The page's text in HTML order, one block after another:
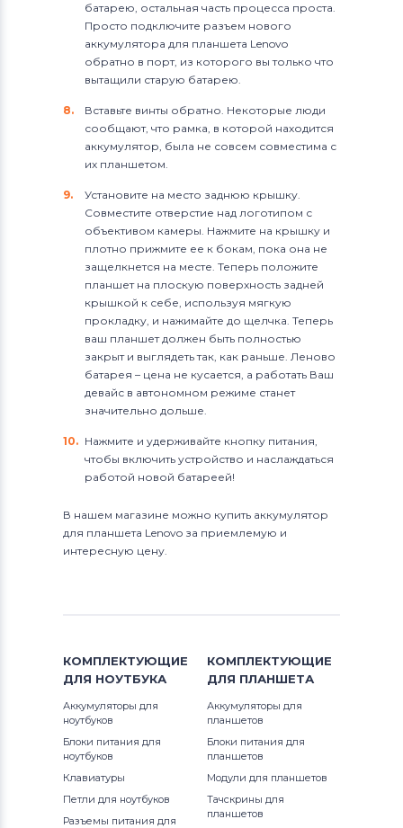
батарею, остальная часть процесса проста.
Просто подключите разъем нового
аккумулятора для планшета Lenovo
обратно в порт, из которого вы только что
вытащили старую батарею.
Вставьте винты обратно. Некоторые люди
сообщают, что рамка, в которой находится
аккумулятор, была не совсем совместима с
их планшетом.
Установите на место заднюю крышку.
Совместите отверстие над логотипом с
объективом камеры. Нажмите на крышку и
плотно прижмите ее к бокам, пока она не
защелкнется на месте. Теперь положите
планшет на плоскую поверхность задней
крышкой к себе, используя мягкую
прокладку, и нажимайте до щелчка. Теперь
ваш планшет должен быть полностью
закрыт и выглядеть так, как раньше. Леново
батарея – цена не кусается, а работать Ваш
девайс в автономном режиме станет
значительно дольше.
Нажмите и удерживайте кнопку питания,
чтобы включить устройство и наслаждаться
работой новой батареей!
В нашем магазине можно купить аккумулятор
для планшета Lenovo за приемлемую и
интересную цену.
КОМПЛЕКТУЮЩИЕ
ДЛЯ НОУТБУКА
Аккумуляторы для
ноутбуков
Блоки питания для
ноутбуков
Клавиатуры
Петли для ноутбуков
Разъемы питания для
КОМПЛЕКТУЮЩИЕ
ДЛЯ ПЛАНШЕТА
Аккумуляторы для
планшетов
Блоки питания для
планшетов
Модули для планшетов
Тачскрины для
планшетов